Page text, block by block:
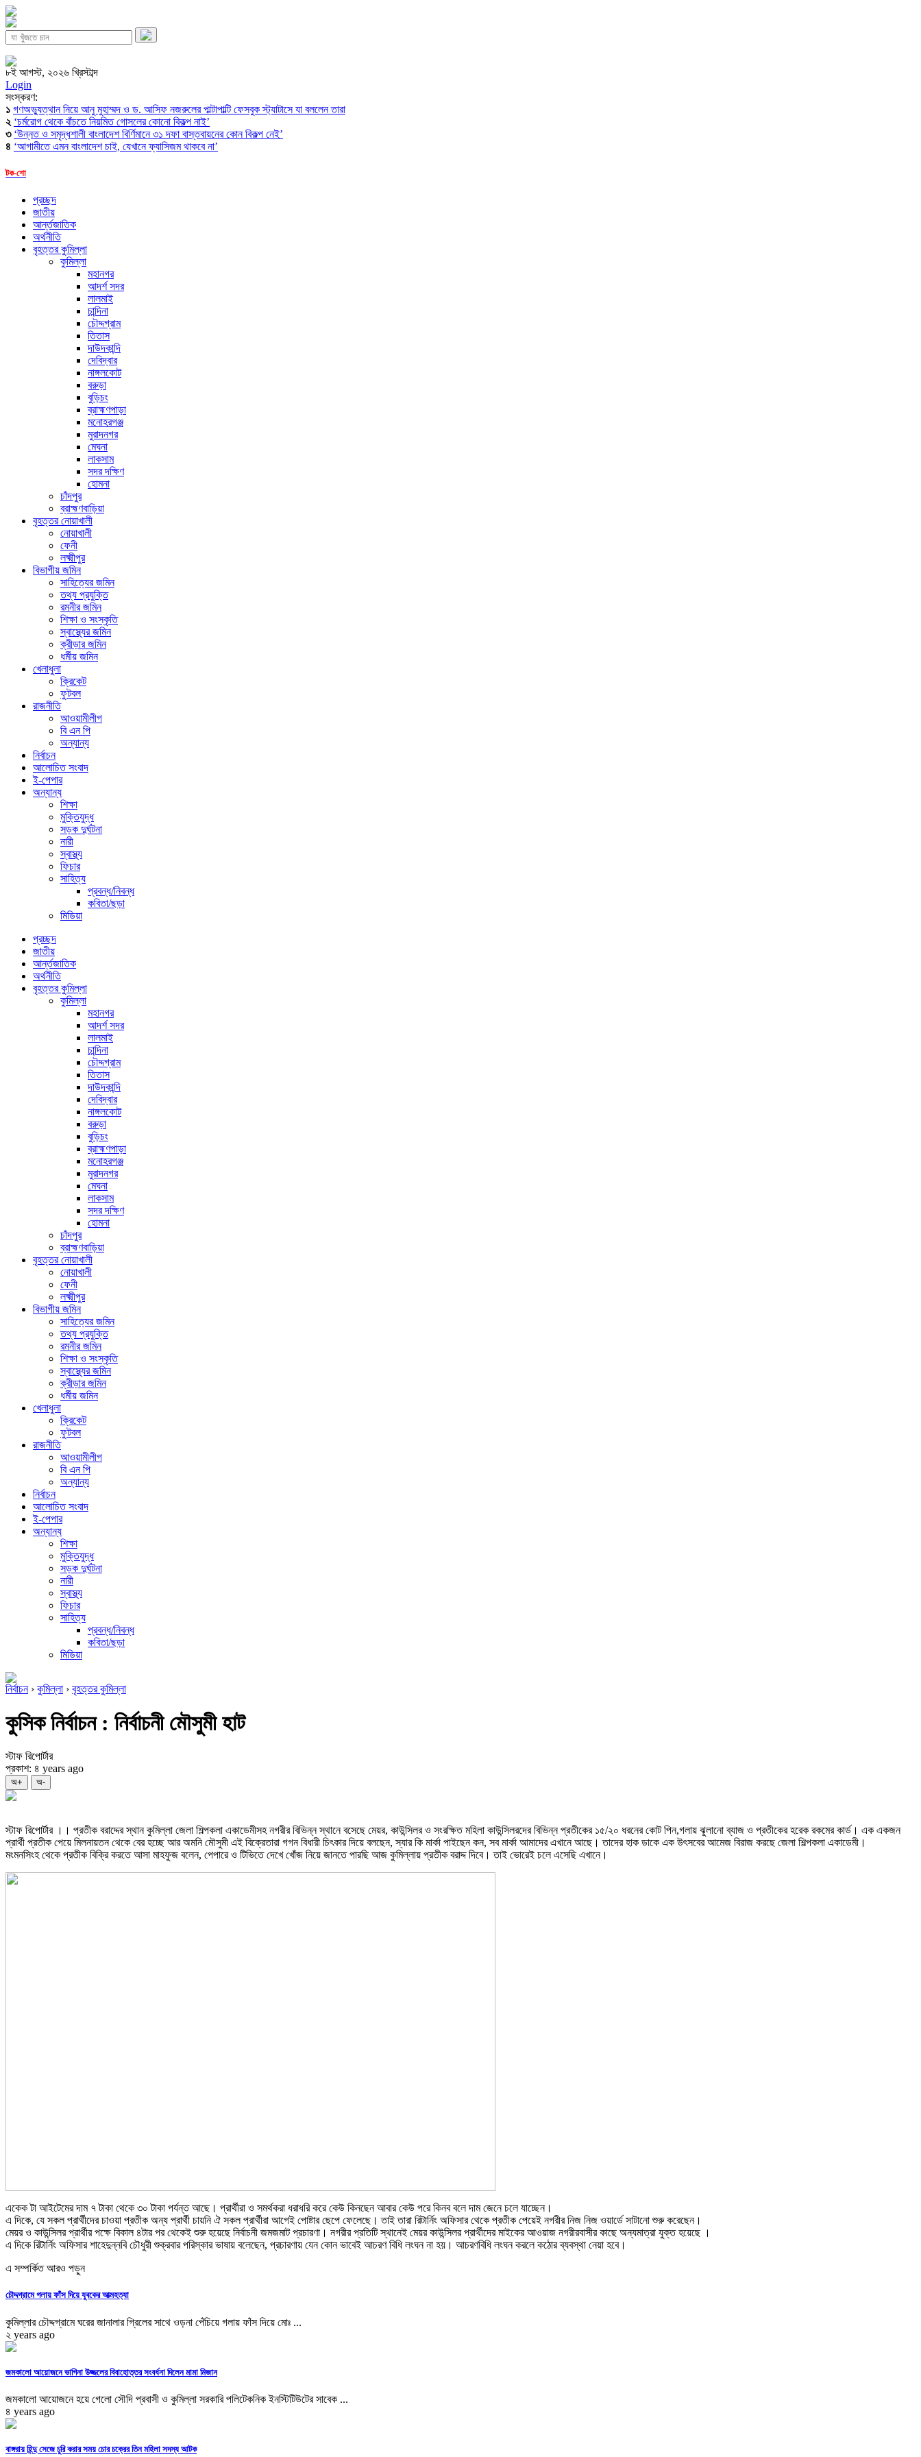
৮ই আগস্ট, ২০২৬ খ্রিস্টাব্দ
Login
সংস্করণ:
১ গণঅভ্যুত্থান নিয়ে আনু মুহাম্মদ ও ড. আসিফ নজরুলের পাল্টাপাল্টি ফেসবুক স্ট্যাটাসে যা বললেন তারা
২ ‘চর্মরোগ থেকে বাঁচতে নিয়মিত গোসলের কোনো বিকল্প নাই’
৩ ‘উন্নত ও সমৃদ্ধশালী বাংলাদেশ বির্ণিমানে ৩১ দফা বাস্তবায়নের কোন বিকল্প নেই’
৪ ‘আগামীতে এমন বাংলাদেশ চাই, যেখানে ফ্যাসিজম থাকবে না’
টক-শো
প্রচ্ছদ
জাতীয়
আর্ন্তজাতিক
অর্থনীতি
বৃহত্তর কুমিল্লা
কুমিল্লা
মহানগর
আদর্শ সদর
লালমাই
চান্দিনা
চৌদ্দগ্রাম
তিতাস
দাউদকান্দি
দেবিদ্বার
নাঙ্গলকোট
বরুড়া
বুড়িচং
ব্রাহ্মণপাড়া
মনোহরগঞ্জ
মুরাদনগর
মেঘনা
লাকসাম
সদর দক্ষিণ
হোমনা
চাঁদপুর
ব্রাহ্মণবাড়িয়া
বৃহত্তর নোয়াখালী
নোয়াখালী
ফেনী
লক্ষ্মীপুর
বিভাগীয় জমিন
সাহিত্যের জমিন
তথ্য প্রযুক্তি
রমনীর জমিন
শিক্ষা ও সংস্কৃতি
স্বাস্থ্যের জমিন
ক্রীড়ার জমিন
ধর্মীয় জমিন
খেলাধুলা
ক্রিকেট
ফুটবল
রাজনীতি
আওয়ামীলীগ
বি এন পি
অন্যান্য
নির্বাচন
আলোচিত সংবাদ
ই-পেপার
অন্যান্য
শিক্ষা
মুক্তিযুদ্ধ
সড়ক দুর্ঘটনা
নারী
স্বাস্থ্য
ফিচার
সাহিত্য
প্রবন্ধ/নিবন্ধ
কবিতা/ছড়া
মিডিয়া
প্রচ্ছদ
জাতীয়
আর্ন্তজাতিক
অর্থনীতি
বৃহত্তর কুমিল্লা
কুমিল্লা
মহানগর
আদর্শ সদর
লালমাই
চান্দিনা
চৌদ্দগ্রাম
তিতাস
দাউদকান্দি
দেবিদ্বার
নাঙ্গলকোট
বরুড়া
বুড়িচং
ব্রাহ্মণপাড়া
মনোহরগঞ্জ
মুরাদনগর
মেঘনা
লাকসাম
সদর দক্ষিণ
হোমনা
চাঁদপুর
ব্রাহ্মণবাড়িয়া
বৃহত্তর নোয়াখালী
নোয়াখালী
ফেনী
লক্ষ্মীপুর
বিভাগীয় জমিন
সাহিত্যের জমিন
তথ্য প্রযুক্তি
রমনীর জমিন
শিক্ষা ও সংস্কৃতি
স্বাস্থ্যের জমিন
ক্রীড়ার জমিন
ধর্মীয় জমিন
খেলাধুলা
ক্রিকেট
ফুটবল
রাজনীতি
আওয়ামীলীগ
বি এন পি
অন্যান্য
নির্বাচন
আলোচিত সংবাদ
ই-পেপার
অন্যান্য
শিক্ষা
মুক্তিযুদ্ধ
সড়ক দুর্ঘটনা
নারী
স্বাস্থ্য
ফিচার
সাহিত্য
প্রবন্ধ/নিবন্ধ
কবিতা/ছড়া
মিডিয়া
নির্বাচন› কুমিল্লা › বৃহত্তর কুমিল্লা
কুসিক নির্বাচন : নির্বাচনী মৌসুমী হাট
স্টাফ রিপোর্টার
প্রকাশ: ৪ years ago
অ+ অ-
স্টাফ রিপোর্টার ।। প্রতীক বরাদ্দের স্থান কুমিল্লা জেলা শিল্পকলা একাডেমীসহ নগরীর বিভিন্ন স্থানে বসেছে মেয়র, কাউন্সিলর ও সংরক্ষিত মহিলা কাউন্সিলরদের বিভিন্ন প্রতীকের ১৫/২০ ধরনের কোট পিন,গলায় ঝুলানো ব্যাজ ও প্রতীকের হরেক রকমের কার্ড। এক একজন
প্রার্থী প্রতীক পেয়ে মিলনায়তন থেকে বের হচ্ছে আর অমনি মৌসুমী এই বিক্রেতারা গগন বিধারী চিৎকার দিয়ে বলছেন, স্যার কি মার্কা পাইছেন কন, সব মার্কা আমাদের এখানে আছে। তাদের হাক ডাকে এক উৎসবের আমেজ বিরাজ করছে জেলা শিল্পকলা একাডেমী।
মংমনসিংহ থেকে প্রতীক বিক্রি করতে আসা মাহফুজ বলেন, পেপারে ও টিভিতে দেখে খোঁজ নিয়ে জানতে পারছি আজ কুমিল্লায় প্রতীক বরাদ্দ দিবে। তাই ভোরেই চলে এসেছি এখানে।
একেক টা আইটেমের দাম ৭ টাকা থেকে ৩০ টাকা পর্যন্ত আছে। প্রার্থীরা ও সমর্থকরা ধরাধরি করে কেউ কিনছেন আবার কেউ পরে কিনব বলে দাম জেনে চলে যাচ্ছেন।
এ দিকে, যে সকল প্রার্থীদের চাওয়া প্রতীক অন্য প্রার্থী চায়নি ঐ সকল প্রার্থীরা আগেই পোষ্টার ছেপে ফেলেছে। তাই তারা রিটার্নিং অফিসার থেকে প্রতীক পেয়েই নগরীর নিজ নিজ ওয়ার্ডে সাটানো শুরু করেছেন।
মেয়র ও কাউন্সিলর প্রার্থীর পক্ষে বিকাল ৪টার পর থেকেই শুরু হয়েছে নির্বাচনী জমজমাট প্রচারণা। নগরীর প্রতিটি স্থানেই মেয়র কাউন্সিলর প্রার্থীদের মাইকের আওয়াজ নগরীরবাসীর কাছে অন্যমাত্রা যুক্ত হয়েছে ।
এ দিকে রিটার্নিং অফিসার শাহেদুন্নবি চৌধুরী শুক্রবার পরিস্কার ভাষায় বলেছেন, প্রচারণায় যেন কোন ভাবেই আচরণ বিধি লংঘন না হয়। আচরণবিধি লংঘন করলে কঠোর ব্যবস্থা নেয়া হবে।
এ সম্পর্কিত আরও পড়ুন
চৌদ্দগ্রামে গলায় ফাঁস দিয়ে যুবকের আত্মহত্যা
কুমিল্লার চৌদ্দগ্রামে ঘরের জানালার গ্রিলের সাথে ওড়না পেঁচিয়ে গলায় ফাঁস দিয়ে মোঃ ...
২ years ago
জমকালো আয়োজনে ভাগিনা উজ্জলের বিবাহোত্তর সংবর্ধনা দিলেন মামা মিজান
জমকালো আয়োজনে হয়ে গেলো সৌদি প্রবাসী ও কুমিল্লা সরকারি পলিটেকনিক ইনস্টিটিউটের সাবেক ...
৪ years ago
বাঙ্গরায় হিন্দু সেজে চুরি করার সময় চোর চক্রের তিন মহিলা সদস্য আটক